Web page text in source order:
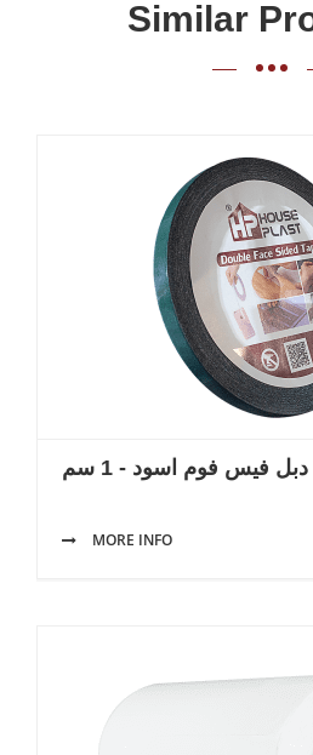
Similar
دبل فيس فوم اسود - 1 سم
MORE INFO